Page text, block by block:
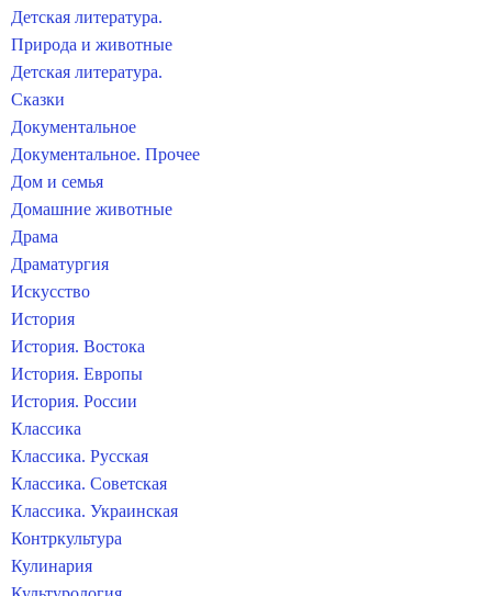
Детская литература.
Природа и животные
Детская литература.
Сказки
Документальное
Документальное. Прочее
Дом и семья
Домашние животные
Драма
Драматургия
Искусство
История
История. Востока
История. Европы
История. России
Классика
Классика. Русская
Классика. Советская
Классика. Украинская
Контркультура
Кулинария